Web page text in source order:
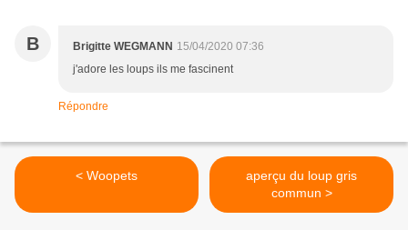
B Brigitte WEGMANN 15/04/2020 07:36
j'adore les loups ils me fascinent
Répondre
< Woopets
aperçu du loup gris
commun >